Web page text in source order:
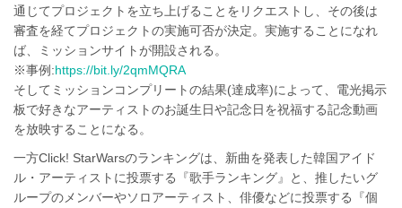
通じてプロジェクトを立ち上げることをリクエストし、その後は
審査を経てプロジェクトの実施可否が決定。実施することになれ
ば、ミッションサイトが開設される。
※事例:https://bit.ly/2qmMQRA
そしてミッションコンプリートの結果(達成率)によって、電光掲示
板で好きなアーティストのお誕生日や記念日を祝福する記念動画
を放映することになる。
一方Click! StarWarsのランキングは、新曲を発表した韓国アイド
ル・アーティストに投票する『歌手ランキング』と、推したいグ
ループのメンバーやソロアーティスト、俳優などに投票する『個